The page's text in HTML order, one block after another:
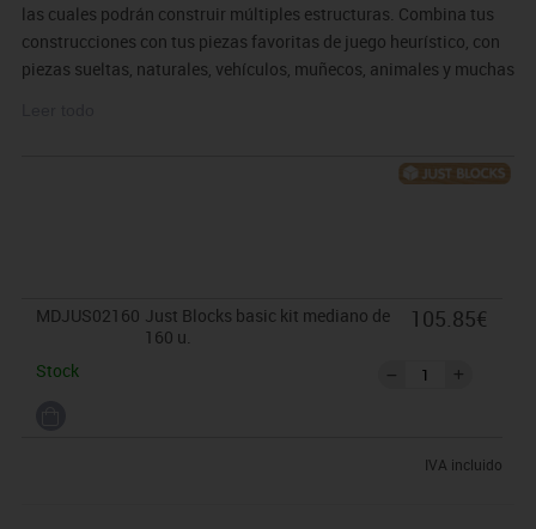
las cuales podrán construir múltiples estructuras. Combina tus
construcciones con tus piezas favoritas de juego heurístico, con
piezas sueltas, naturales, vehículos, muñecos, animales y muchas
Mediante la construcción de formas, los niños desarrollan
MDJUS02160 Just Blocks basic kit mediano de
160 u.
Stock
105.85€
IVA incluido